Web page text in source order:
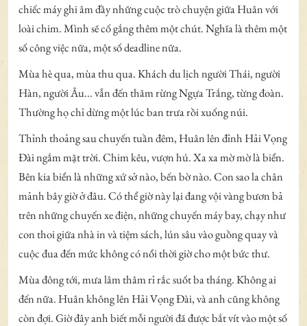
chiếc máy ghi âm đầy những cuộc trò chuyện giữa Huân với
loài chim. Mình sẽ cố gắng thêm một chút. Nghĩa là thêm một
số công việc nữa, một số deadline nữa.
Mùa hè qua, mùa thu qua. Khách du lịch người Thái, người
Hàn, người Âu... vẫn đến thăm rừng Ngựa Trắng, từng đoàn.
Thường họ chỉ dừng một lúc ban trưa rồi xuống núi.
Thỉnh thoảng sau chuyến tuần đêm, Huân lên đỉnh Hải Vọng
Đài ngắm mặt trời. Chim kêu, vượn hú. Xa xa mờ mờ là biển.
Bên kia biển là những xứ sở nào, bến bờ nào. Con sao la chân
mảnh bây giờ ở đâu. Có thể giờ này lại đang vội vàng bươn bả
trên những chuyến xe điện, những chuyến máy bay, chạy như
con thoi giữa nhà in và tiệm sách, lún sâu vào guồng quay và
cuộc đua đến mức không có nổi thời giờ cho một bức thư.
Mùa đông tới, mưa lâm thâm rỉ rắc suốt ba tháng. Không ai
đến nữa. Huân không lên Hải Vọng Đài, và anh cũng không
còn đợi. Giờ đây anh biết mỗi người đã được bắt vít vào một số